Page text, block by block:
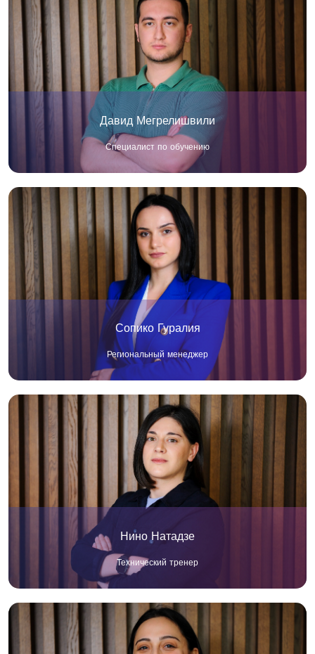
Давид Мегрелишвили
Специалист по обучению
Сопико Гуралия
Региональный менеджер
Нино Натадзе
Технический тренер